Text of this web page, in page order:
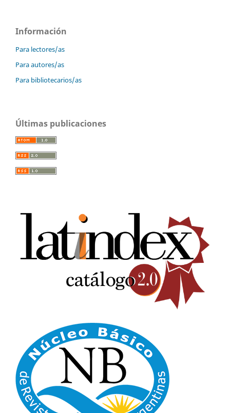
Información
Para lectores/as
Para autores/as
Para bibliotecarios/as
Últimas publicaciones